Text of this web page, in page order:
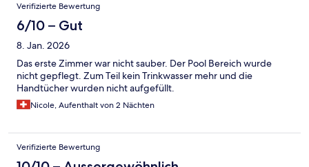
Verifizierte Bewertung
6/10 – Gut
8. Jan. 2026
Das erste Zimmer war nicht sauber. Der Pool Bereich wurde
nicht gepflegt. Zum Teil kein Trinkwasser mehr und die
Handtücher wurden nicht aufgefüllt.
Nicole, Aufenthalt von 2 Nächten
Verifizierte Bewertung